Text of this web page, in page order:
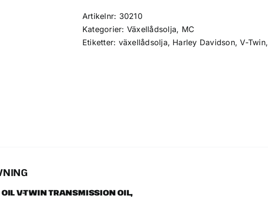
Oil
with
ShockProof®,
Artikelnr: 30210
Kategorier: Växellådsolja, MC
Etiketter: växellådsolja, Harley Davidson,V-Twin,
OIL V-TWIN TRANSMISSION OIL,